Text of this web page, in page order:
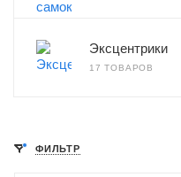
Эксцентрики
17 ТОВАРОВ
ФИЛЬТР